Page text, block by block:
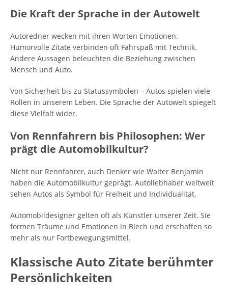
Die Kraft der Sprache in der Autowelt
Autoredner wecken mit ihren Worten Emotionen.
Humorvolle Zitate verbinden oft Fahrspaß mit Technik.
Andere Aussagen beleuchten die Beziehung zwischen
Mensch und Auto.
Von Sicherheit bis zu Statussymbolen – Autos spielen viele
Rollen in unserem Leben. Die Sprache der Autowelt spiegelt
diese Vielfalt wider.
Von Rennfahrern bis Philosophen: Wer
prägt die Automobilkultur?
Nicht nur Rennfahrer, auch Denker wie Walter Benjamin
haben die Automobilkultur geprägt. Autoliebhaber weltweit
sehen Autos als Symbol für Freiheit und Individualität.
Automobildesigner gelten oft als Künstler unserer Zeit. Sie
formen Träume und Emotionen in Blech und erschaffen so
mehr als nur Fortbewegungsmittel.
Klassische Auto Zitate berühmter
Persönlichkeiten